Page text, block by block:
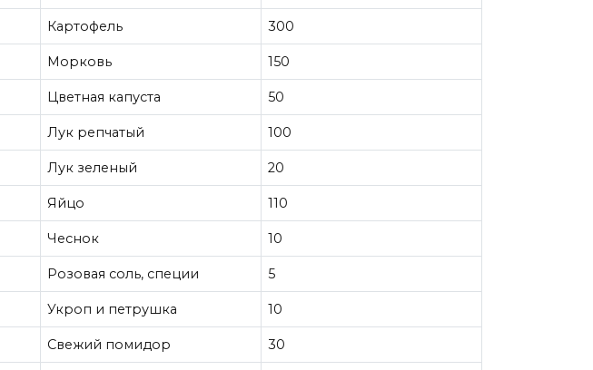
Картофель 300
Морковь 150
Цветная капуста 50
Лук репчатый 100
Лук зеленый 20
Яйцо 110
Чеснок 10
Розовая соль, специи 5
Укроп и петрушка 10
Свежий помидор 30